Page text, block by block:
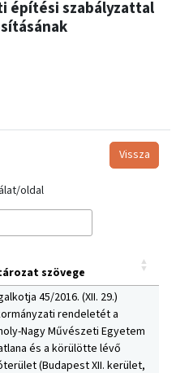
építési szabályzattal
Vissza
oldal
szövege
45/2016. (XII. 29.)
rendeletét a
Nagy Művészeti Egyetem
és a körülötte lévő
(Budapest XII. kerület,